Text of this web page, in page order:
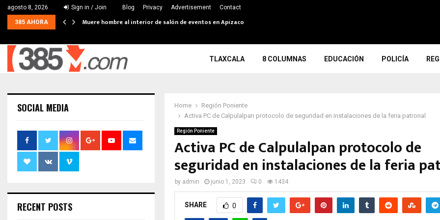
agosto 8, 2026 Sign in / Join Blog Privacy Advertisement Contact
385 AHORA Muere hombre al interior de salón de eventos en Apizaco
TLAXCALA 8 COLUMNAS EDUCACIÓN POLICÍA
Home
Región Poniente
Activa PC de Calpulalpan protocolo de seguridad en instalaciones de la feria patronal
Región Poniente
Activa PC de Calpulalpan protocolo de
seguridad en instalaciones de la feria
by admin junio 1, 2023 0 1434
SHARE 0
SOCIAL MEDIA
RECENT POSTS